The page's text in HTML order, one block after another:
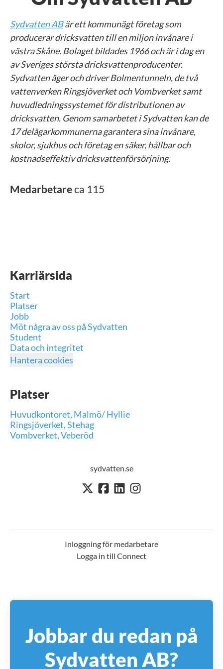
Sydvatten ABär ett kommunägt företag som
producerar dricksvatten till en miljon invånare i
västra Skåne. Bolaget bildades 1966 och är i dag en
av Sveriges största dricksvattenproducenter.
Sydvatten äger och driver Bolmentunneln, de två
vattenverken Ringsjöverket och Vombverket samt
huvudledningssystemet för distributionen av
dricksvatten. Genom samarbetet i Sydvatten kan de
17 delägarkommunerna garantera sina invånare,
skolor, sjukhus och företag en säker, hållbar och
kostnadseffektiv dricksvattenförsörjning.
Medarbetareca 115
Karriärsida
Start
Platser
Jobb
Möt några av oss på Sydvatten
Student
Data och integritet
Hantera cookies
Platser
Huvudkontoret, Malmö/ Hyllie
Ringsjöverket, Stehag
Vombverket, Veberöd
sydvatten.se
Inloggning för medarbetare
Logga in till Connect
Jobbar du redan på
Sydvatten AB?